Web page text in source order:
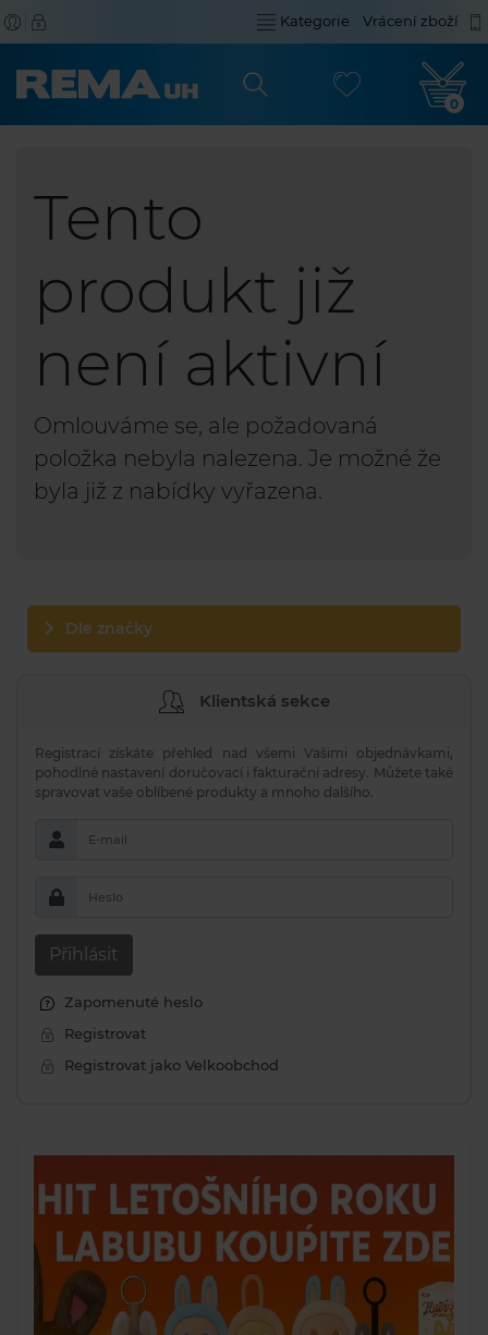
Kategorie Vrácení zboží
0
Tento
produkt již
není aktivní
Omlouváme se, ale požadovaná
položka nebyla nalezena. Je možné že
byla již z nabídky vyřazena.
Dle značky
Klientská sekce
Registrací získáte přehled nad všemi Vašimi objednávkami,
pohodlné nastavení doručovací i fakturační adresy. Můžete také
spravovat vaše oblíbené produkty a mnoho dalšího.
E-mail
Heslo
Přihlásit
Zapomenuté heslo
Registrovat
Registrovat jako Velkoobchod